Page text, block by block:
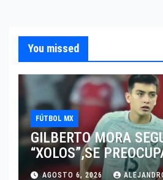
You missed
FÚTBOL MX
GILBERTO MORA
“XOLOS”,SE
JUGAR EN SU EQUIPO.
AGOSTO 6, 2026